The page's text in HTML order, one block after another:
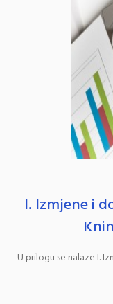
I. Izmjene i
U prilogu se nalaze I.